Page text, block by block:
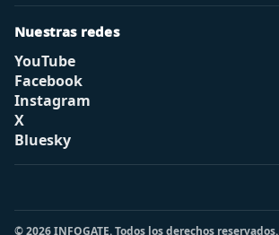
Nuestras redes
YouTube
Facebook
Instagram
X
Bluesky
© 2026 INFOGATE. Todos los derechos reservados.